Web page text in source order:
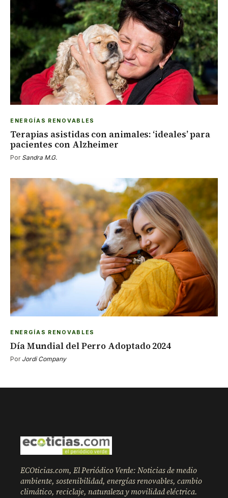
ENERGÍAS RENOVABLES
Terapias asistidas con animales: ‘ideales’ para
pacientes con Alzheimer
Por Sandra M.G.
ENERGÍAS RENOVABLES
Día Mundial del Perro Adoptado 2024
Por Jordi Company
ECOticias.com, El Periódico Verde: Noticias de medio
ambiente, sostenibilidad, energías renovables, cambio
climático, reciclaje, naturaleza y movilidad eléctrica.